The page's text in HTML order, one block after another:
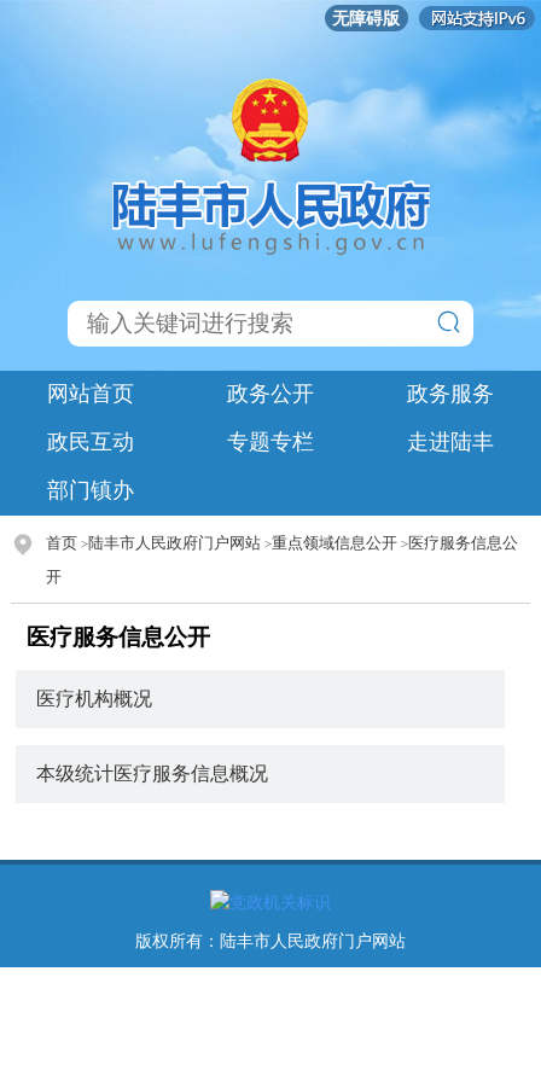
无障碍版
网站首页 政务公开
政务服务
政民互动
专题专栏
走进陆丰
部门镇办
首页 >陆丰市人民政府门户网站>重点领域信息公开>医疗服务信息公
开
医疗服务信息公开
医疗机构概况
本级统计医疗服务信息概况
版权所有：陆丰市人民政府门户网站